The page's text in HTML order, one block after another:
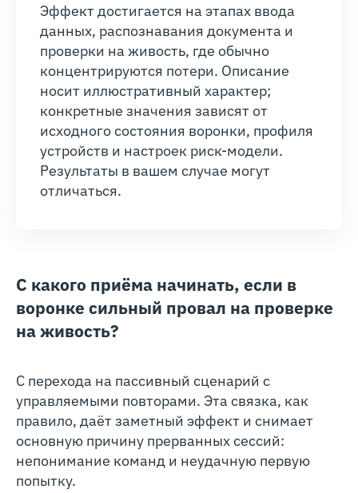
Эффект достигается на этапах ввода
данных, распознавания документа и
проверки на живость, где обычно
концентрируются потери. Описание
носит иллюстративный характер;
конкретные значения зависят от
исходного состояния воронки, профиля
устройств и настроек риск-модели.
Результаты в вашем случае могут
отличаться.
С какого приёма начинать, если в
воронке сильный провал на проверке
на живость?
С перехода на пассивный сценарий с
управляемыми повторами. Эта связка, как
правило, даёт заметный эффект и снимает
основную причину прерванных сессий:
непонимание команд и неудачную первую
попытку.